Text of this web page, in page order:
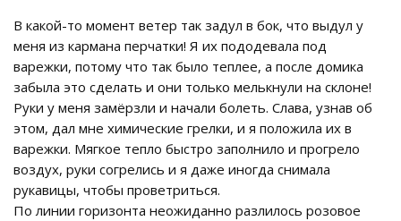
В какой-то момент ветер так задул в бок, что выдул у
меня из кармана перчатки! Я их пододевала под
варежки, потому что так было теплее, а после домика
забыла это сделать и они только мелькнули на склоне!
Руки у меня замёрзли и начали болеть. Слава, узнав об
этом, дал мне химические грелки, и я положила их в
варежки. Мягкое тепло быстро заполнило и прогрело
воздух, руки согрелись и я даже иногда снимала
рукавицы, чтобы проветриться.
По линии горизонта неожиданно разлилось розовое